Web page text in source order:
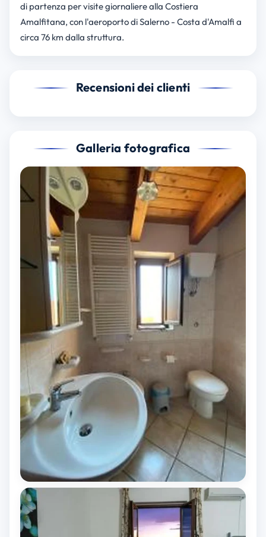
di partenza per visite giornaliere alla Costiera
Amalfitana, con l'aeroporto di Salerno - Costa d'Amalfi a
circa 76 km dalla struttura.
Recensioni dei clienti
Galleria fotografica